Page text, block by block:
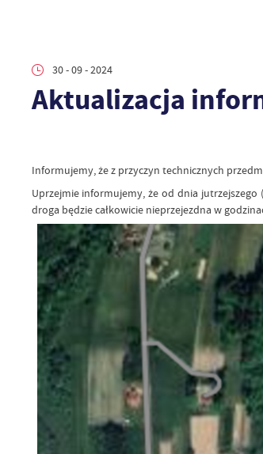
30 - 09 - 2024
Aktualizacja
Informujemy, że z przyczyn technicznych
Uprzejmie informujemy, że od dnia
droga będzie całkowicie nieprzejezdna w